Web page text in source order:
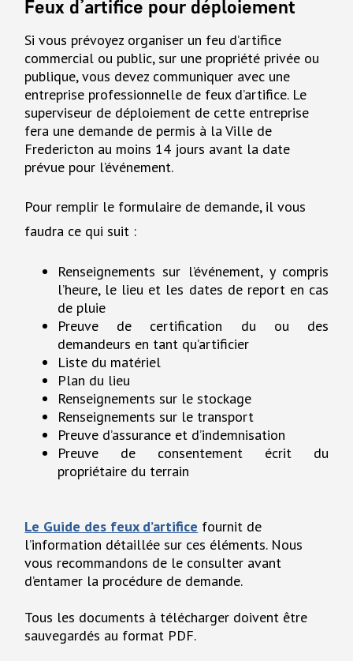
Feux d’artifice pour déploiement
Si vous prévoyez organiser un feu d’artifice
commercial ou public, sur une propriété privée ou
publique, vous devez communiquer avec une
entreprise professionnelle de feux d’artifice. Le
superviseur de déploiement de cette entreprise
fera une demande de permis à la Ville de
Fredericton au moins 14 jours avant la date
prévue pour l’événement.
Pour remplir le formulaire de demande, il vous
faudra ce qui suit :
Renseignements sur l’événement, y compris
l’heure, le lieu et les dates de report en cas
de pluie
Preuve de certification du ou des
demandeurs en tant qu’artificier
Liste du matériel
Plan du lieu
Renseignements sur le stockage
Renseignements sur le transport
Preuve d’assurance et d’indemnisation
Preuve de consentement écrit du
propriétaire du terrain
Le Guide des feux d’artifice fournit de
l’information détaillée sur ces éléments. Nous
vous recommandons de le consulter avant
d’entamer la procédure de demande.
Tous les documents à télécharger doivent être
sauvegardés au format PDF.